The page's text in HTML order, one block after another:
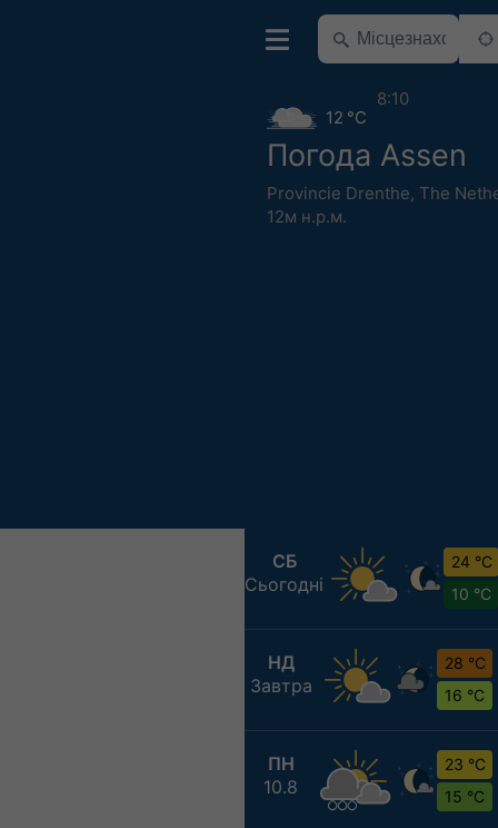
Погода Assen
Provincie Drenthe, The
12м н.р.м.
12 °C
8:10
СБ
Сьогодні
24 °C
10 °C
НД
Завтра
28 °C
16 °C
ПН
10.8
23 °C
15 °C